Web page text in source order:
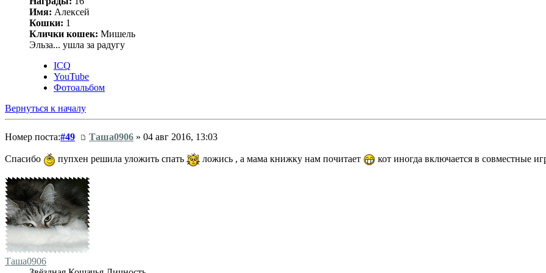
Имя: Алексей
Кошки: 1
Клички кошек: Мишель
Эльза... ушла за радугу
ICQ
YouTube
Фотоальбом
Вернуться к началу
Номер поста:#49 Таша0906 » 04 авг 2016, 13:03
Спасибо пупхен решила уложить спать ложись , а мама книжку нам почитает кот иногда включается в совместные
Таша0906